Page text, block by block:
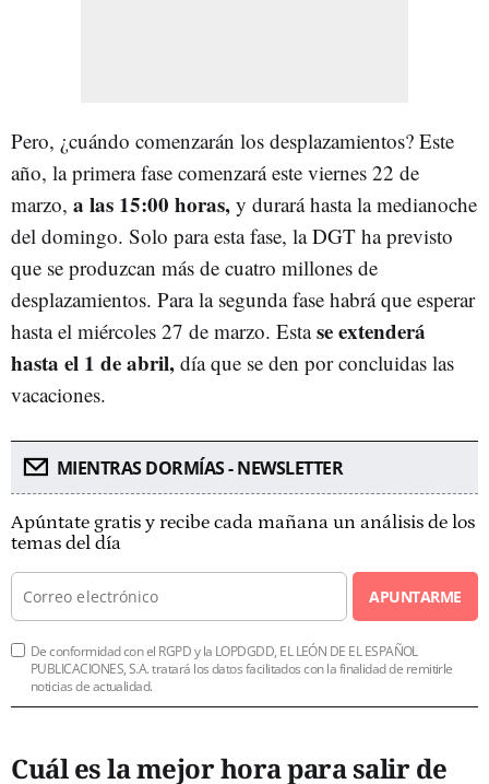
Pero, ¿cuándo comenzarán los desplazamientos? Este
año, la primera fase comenzará este viernes 22 de
marzo, a las 15:00 horas, y durará hasta la medianoche
del domingo. Solo para esta fase, la DGT ha previsto
que se produzcan más de cuatro millones de
desplazamientos. Para la segunda fase habrá que esperar
hasta el miércoles 27 de marzo. Estase extenderá
hasta el 1 de abril, día que se den por concluidas las
vacaciones.
MIENTRAS DORMÍAS - NEWSLETTER
Apúntate gratis y recibe cada mañana un análisis de los
temas del día
APUNTARME
De conformidad con el RGPD y la LOPDGDD, EL LEÓN DE EL ESPAÑOL
PUBLICACIONES, S.A. tratará los datos facilitados con la finalidad de remitirle
noticias de actualidad.
Cuál es la mejor hora para salir de